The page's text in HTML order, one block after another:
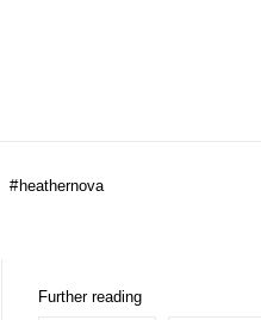
# heathernova
Further reading